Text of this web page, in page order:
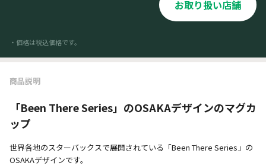
お取り扱い店舗
・価格は税込価格です。
商品説明
「Been There Series」のOSAKAデザインのマグカ
ップ
世界各地のスターバックスで展開されている「Been There Series」の
OSAKAデザインです。